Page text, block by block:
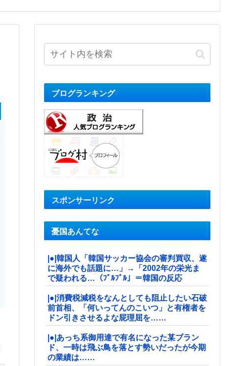
ブログランキング
スポンサーリンク
憂国あんてな
|●|韓国人「韓国サッカー協会の審判買収、遂
に海外でも話題に…」→「2002年の栄光ま
で疑われる…（ﾌﾞﾙﾌﾞﾙ」＝韓国の反応
|●|消費税減税をなんとしても阻止したい石破
前首相、「何いってんのこいつ」と有権者を
ドン引きさせるよな屁理屈を……
|●|あっち系御用達で有名になった某ブラン
ド、一時は飛ぶ鳥を落とす勢いだったが今期
の業績は……